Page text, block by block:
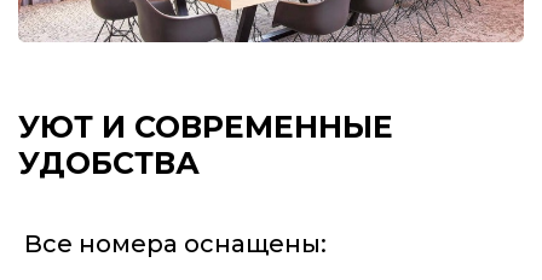
УЮТ И СОВРЕМЕННЫЕ
УДОБСТВА
Все номера оснащены: